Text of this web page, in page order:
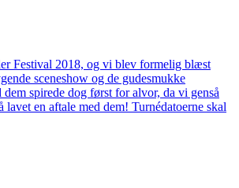
Festival 2018, og vi blev formelig blæst
sceneshow og de gudesmukke
spirede dog først for alvor, da vi genså
en aftale med dem! Turnédatoerne skal